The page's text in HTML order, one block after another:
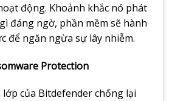
động. Khoảnh khắc nó phát
đáng ngờ, phần mềm sẽ hành
để ngăn ngừa sự lây nhiễm.
Protection
lớp của Bitdefender chống lại